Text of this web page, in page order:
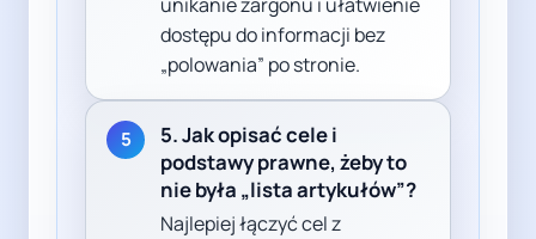
dostępu do informacji bez
„polowania” po stronie.
5
5. Jak opisać cele i
podstawy prawne, żeby to
nie była „lista artykułów”?
Najlepiej łączyć cel z